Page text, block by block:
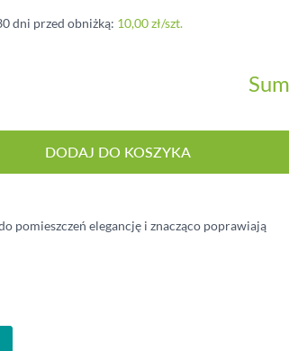
BALUSTRADY
dni przed obniżką: 10,00 zł/szt.
DODAJ DO KOSZYKA
pomieszczeń elegancję i znacząco poprawiają